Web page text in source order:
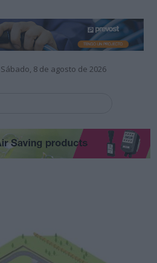
Sábado, 8 de agosto de 2026